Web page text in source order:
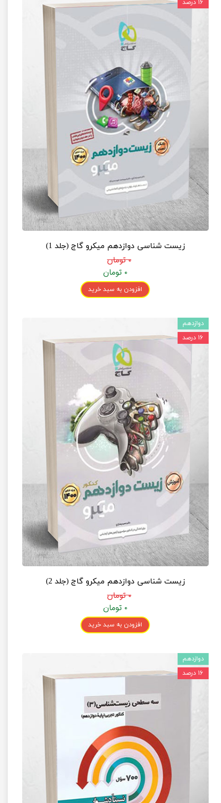
زیست شناسی دوازدهم میکرو گاج (جلد 1)
۰ تومان
۰ تومان
افزودن به سبد خرید
۱۶ درصد
زیست شناسی دوازدهم میکرو گاج (جلد 2)
۰ تومان
۰ تومان
افزودن به سبد خرید
دوازدهم
۱۶ درصد
دوازدهم
۱۶ درصد